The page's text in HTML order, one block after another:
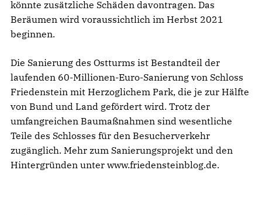
könnte zusätzliche Schäden davontragen. Das
Beräumen wird voraussichtlich im Herbst 2021
beginnen.
Die Sanierung des Ostturms ist Bestandteil der
laufenden 60-Millionen-Euro-Sanierung von Schloss
Friedenstein mit Herzoglichem Park, die je zur Hälfte
von Bund und Land gefördert wird. Trotz der
umfangreichen Baumaßnahmen sind wesentliche
Teile des Schlosses für den Besucherverkehr
zugänglich. Mehr zum Sanierungsprojekt und den
Hintergründen unter www.friedensteinblog.de.